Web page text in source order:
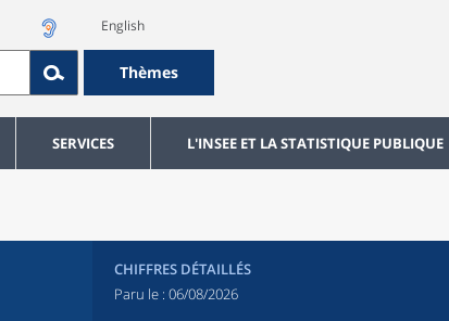
English
Thèmes
SERVICES L'INSEE ET LA STATISTIQUE PUBLIQUE
CHIFFRES DÉTAILLÉS
Paru le : 06/08/2026